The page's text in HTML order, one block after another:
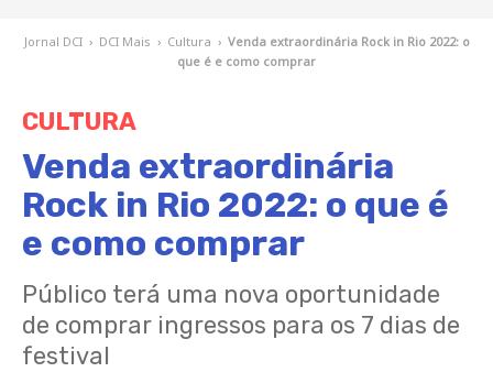
Jornal DCI › DCI Mais › Cultura › Venda extraordinária Rock in Rio 2022: o
que é e como comprar
CULTURA
Venda extraordinária
Rock in Rio 2022: o que é
e como comprar
Público terá uma nova oportunidade
de comprar ingressos para os 7 dias de
festival